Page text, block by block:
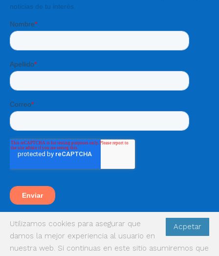
Acpetar
Utilizamos cookies para asegurar que
damos la mejor experiencia al usuario en
nuestra web. Si continuas en este sitio asumiremos que